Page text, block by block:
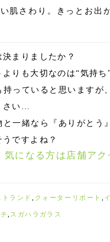
肌さわり。きっとお出
まりましたか？
りも大切なのは“気持ち”
っていると思いますが
さい…
一緒なら『ありがとう
ですよね？
気になる方は店舗アク
トランド クォーターリポート
スガハラガラス